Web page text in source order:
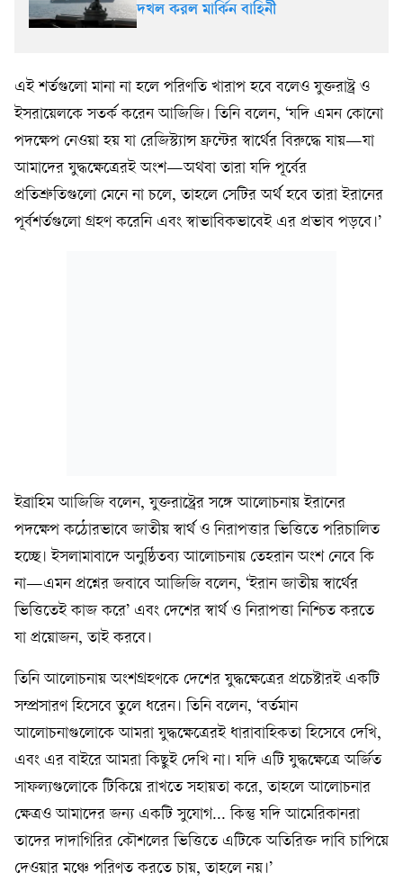
দখল করল মার্কিন বাহিনী
এই শর্তগুলো মানা না হলে পরিণতি খারাপ হবে বলেও যুক্তরাষ্ট্র ও
ইসরায়েলকে সতর্ক করেন আজিজি। তিনি বলেন, ‘যদি এমন কোনো
পদক্ষেপ নেওয়া হয় যা রেজিস্ট্যান্স ফ্রন্টের স্বার্থের বিরুদ্ধে যায়—যা
আমাদের যুদ্ধক্ষেত্রেরই অংশ—অথবা তারা যদি পূর্বের
প্রতিশ্রুতিগুলো মেনে না চলে, তাহলে সেটির অর্থ হবে তারা ইরানের
পূর্বশর্তগুলো গ্রহণ করেনি এবং স্বাভাবিকভাবেই এর প্রভাব পড়বে।’
ইব্রাহিম আজিজি বলেন, যুক্তরাষ্ট্রের সঙ্গে আলোচনায় ইরানের
পদক্ষেপ কঠোরভাবে জাতীয় স্বার্থ ও নিরাপত্তার ভিত্তিতে পরিচালিত
হচ্ছে। ইসলামাবাদে অনুষ্ঠিতব্য আলোচনায় তেহরান অংশ নেবে কি
না—এমন প্রশ্নের জবাবে আজিজি বলেন, ‘ইরান জাতীয় স্বার্থের
ভিত্তিতেই কাজ করে’ এবং দেশের স্বার্থ ও নিরাপত্তা নিশ্চিত করতে
যা প্রয়োজন, তাই করবে।
তিনি আলোচনায় অংশগ্রহণকে দেশের যুদ্ধক্ষেত্রের প্রচেষ্টারই একটি
সম্প্রসারণ হিসেবে তুলে ধরেন। তিনি বলেন, ‘বর্তমান
আলোচনাগুলোকে আমরা যুদ্ধক্ষেত্রেরই ধারাবাহিকতা হিসেবে দেখি,
এবং এর বাইরে আমরা কিছুই দেখি না। যদি এটি যুদ্ধক্ষেত্রে অর্জিত
সাফল্যগুলোকে টিকিয়ে রাখতে সহায়তা করে, তাহলে আলোচনার
ক্ষেত্রও আমাদের জন্য একটি সুযোগ... কিন্তু যদি আমেরিকানরা
তাদের দাদাগিরির কৌশলের ভিত্তিতে এটিকে অতিরিক্ত দাবি চাপিয়ে
দেওয়ার মঞ্চে পরিণত করতে চায়, তাহলে নয়।’